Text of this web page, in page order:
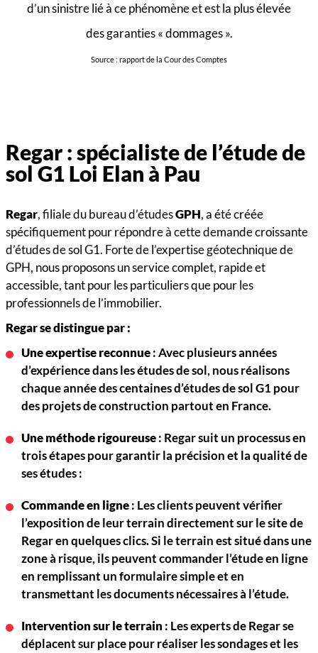
d’un sinistre lié à ce phénomène et est la plus élevée
des garanties « dommages ».
Source : rapport de la Cour des Comptes
Regar : spécialiste de l’étude de
sol G1 Loi Elan à Pau
Regar, filiale du bureau d’étudesGPH, a été créée
spécifiquement pour répondre à cette demande croissante
d’études de sol G1. Forte de l’expertise géotechnique de
GPH, nous proposons un service complet, rapide et
accessible, tant pour les particuliers que pour les
professionnels de l’immobilier.
Regar se distingue par :
Une expertise reconnue: Avec plusieurs années
d’expérience dans les études de sol, nous réalisons
chaque année des centaines d’études de sol G1 pour
des projets de construction partout en France.
Une méthode rigoureuse: Regar suit un processus en
trois étapes pour garantir la précision et la qualité de
ses études :
Commande en ligne: Les clients peuvent vérifier
l’exposition de leur terrain directement sur le site de
Regar en quelques clics. Si le terrain est situé dans une
zone à risque, ils peuvent commander l’étude en ligne
en remplissant un formulaire simple et en
transmettant les documents nécessaires à l’étude.
Intervention sur le terrain : Les experts de Regar se
déplacent sur place pour réaliser les sondages et les